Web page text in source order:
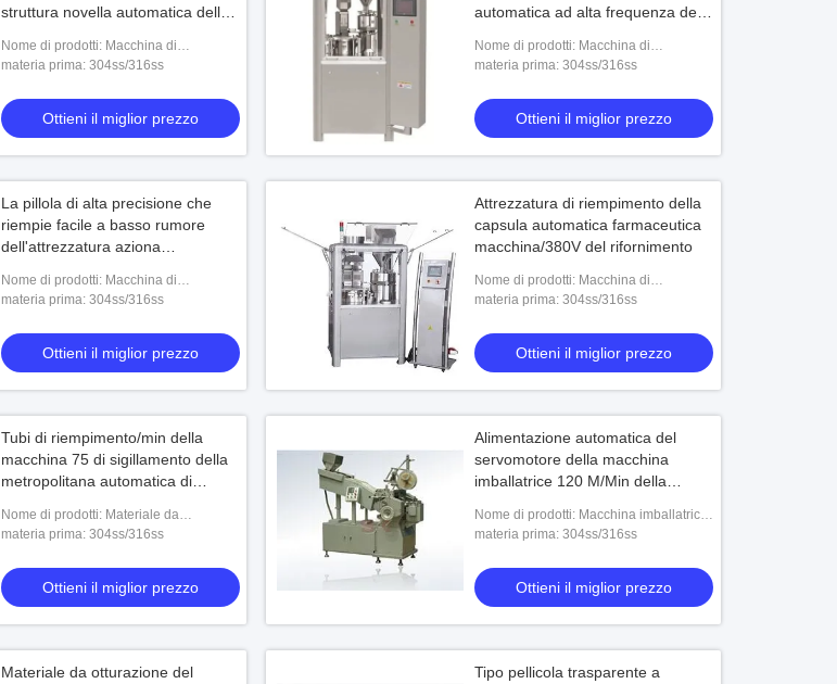
struttura novella automatica della
Nome di prodotti: Macchina di
rifornimento semiautomatica della
materia prima: 304ss/316ss
Ottieni il miglior prezzo
automatica ad alta frequenza della
Nome di prodotti: Macchina di
rifornimento automatica della capsula
materia prima: 304ss/316ss
Ottieni il miglior prezzo
La pillola di alta precisione che
riempie facile a basso rumore
dell'attrezzatura aziona
Nome di prodotti: Macchina di
rifornimento automatica della capsula
materia prima: 304ss/316ss
Ottieni il miglior prezzo
Attrezzatura di riempimento della
capsula automatica farmaceutica
macchina/380V del rifornimento
Nome di prodotti: Macchina di
rifornimento automatica della capsula
materia prima: 304ss/316ss
Ottieni il miglior prezzo
Tubi di riempimento/min della
macchina 75 di sigillamento della
metropolitana automatica di
Nome di prodotti: Materiale da
otturazione di plastica della
metropolitana dell'allumi
materia prima: 304ss/316ss
Ottieni il miglior prezzo
Alimentazione automatica del
servomotore della macchina
imballatrice 120 M/Min della
Nome di prodotti: Macchina imballatrice
della striscia granulare della gomma di
materia prima: 304ss/316ss
Ottieni il miglior prezzo
Materiale da otturazione del
Tipo pellicola trasparente a